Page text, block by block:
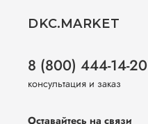
DKC.MARKET
8 (800) 444-14-20
консультация и заказ
Оставайтесь на связи